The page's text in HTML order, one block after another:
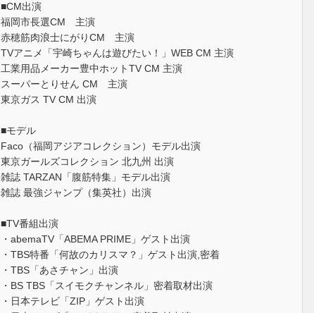
■CM出演
福岡市長選CM 主演
赤穂筋肉浪士にがりCM 主演
TVアニメ「宇崎ちゃんは遊びたい！」WEB CM 主演
工業用品メーカー豊中ホットTV CM 主演
スーパーとりせん CM 主演
東京ガス TV CM 出演
■モデル
Faco（福岡アジアコレクション）モデル出演
東京ガールズコレクション 北九州 出演
雑誌 TARZAN「腹筋特集」モデル出演
雑誌 最強ジャンプ（集英社）出演
■TV番組出演
・abemaTV「ABEMA PRIME」ゲスト出演
・TBS特番「何故のカリスマ？」ゲスト出演,密着
・TBS「あさチャン」出演
・BS TBS「スイモクチャンネル」密着取材出演
・日本テレビ「ZIP」ゲスト出演